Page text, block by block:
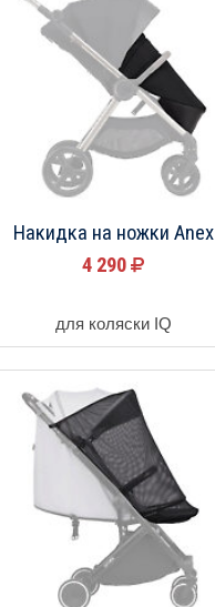
Накидка на ножки Anex
4 290
для коляски IQ